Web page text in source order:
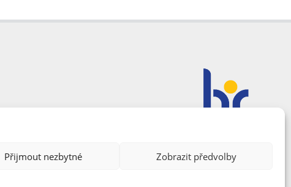
Přijmout nezbytné Zobrazit předvolby